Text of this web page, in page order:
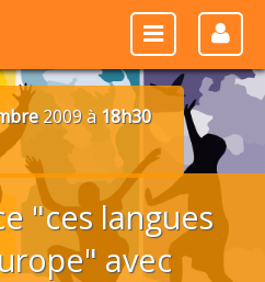
2009 à 18h30
"ces langues
avec